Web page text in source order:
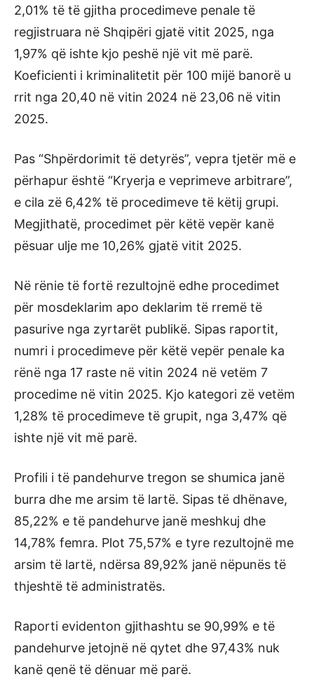
2,01% të të gjitha procedimeve penale të
regjistruara në Shqipëri gjatë vitit 2025, nga
1,97% që ishte kjo peshë një vit më parë.
Koeficienti i kriminalitetit për 100 mijë banorë u
rrit nga 20,40 në vitin 2024 në 23,06 në vitin
2025.
Pas “Shpërdorimit të detyrës”, vepra tjetër më e
përhapur është “Kryerja e veprimeve arbitrare”,
e cila zë 6,42% të procedimeve të këtij grupi.
Megjithatë, procedimet për këtë vepër kanë
pësuar ulje me 10,26% gjatë vitit 2025.
Në rënie të fortë rezultojnë edhe procedimet
për mosdeklarim apo deklarim të rremë të
pasurive nga zyrtarët publikë. Sipas raportit,
numri i procedimeve për këtë vepër penale ka
rënë nga 17 raste në vitin 2024 në vetëm 7
procedime në vitin 2025. Kjo kategori zë vetëm
1,28% të procedimeve të grupit, nga 3,47% që
ishte një vit më parë.
Profili i të pandehurve tregon se shumica janë
burra dhe me arsim të lartë. Sipas të dhënave,
85,22% e të pandehurve janë meshkuj dhe
14,78% femra. Plot 75,57% e tyre rezultojnë me
arsim të lartë, ndërsa 89,92% janë nëpunës të
thjeshtë të administratës.
Raporti evidenton gjithashtu se 90,99% e të
pandehurve jetojnë në qytet dhe 97,43% nuk
kanë qenë të dënuar më parë.